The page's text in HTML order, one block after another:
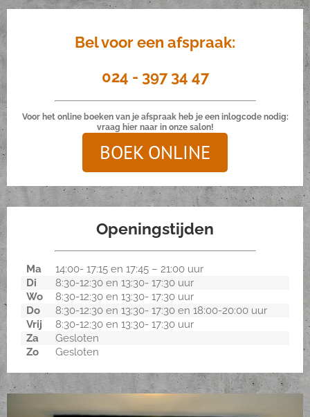
Bel voor een afspraak:
024 - 397 34 47
Voor het online boeken van je afspraak heb je een inlogcode nodig:
vraag hier naar in onze salon!
BOEK ONLINE
Openingstijden
Ma
14:00- 17:15 en 17:45 – 21:00 uur
Di
8:30-12:30 en 13:30- 17:30 uur
Wo
8:30-12:30 en 13:30- 17:30 uur
Do
8:30-12:30 en 13:30- 17:30 en 18:00-20:00 uur
Vrij
8:30-12:30 en 13:30- 17:30 uur
Za
Gesloten
Zo
Gesloten